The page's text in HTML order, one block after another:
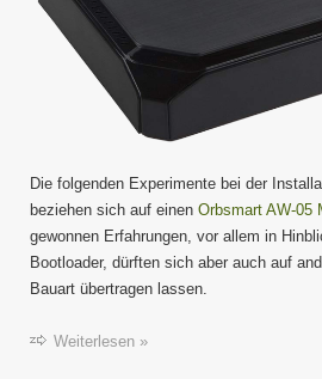
Die folgenden Experimente bei der
beziehen sich auf einen Orbsmart AW-05
gewonnen Erfahrungen, vor allem in
Bootloader, dürften sich aber auch auf
Bauart übertragen lassen.
Weiterlesen »